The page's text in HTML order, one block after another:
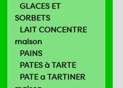
GLACES ET
SORBETS
LAIT CONCENTRE
maison
PAINS
PATES à TARTE
PATE a TARTINER